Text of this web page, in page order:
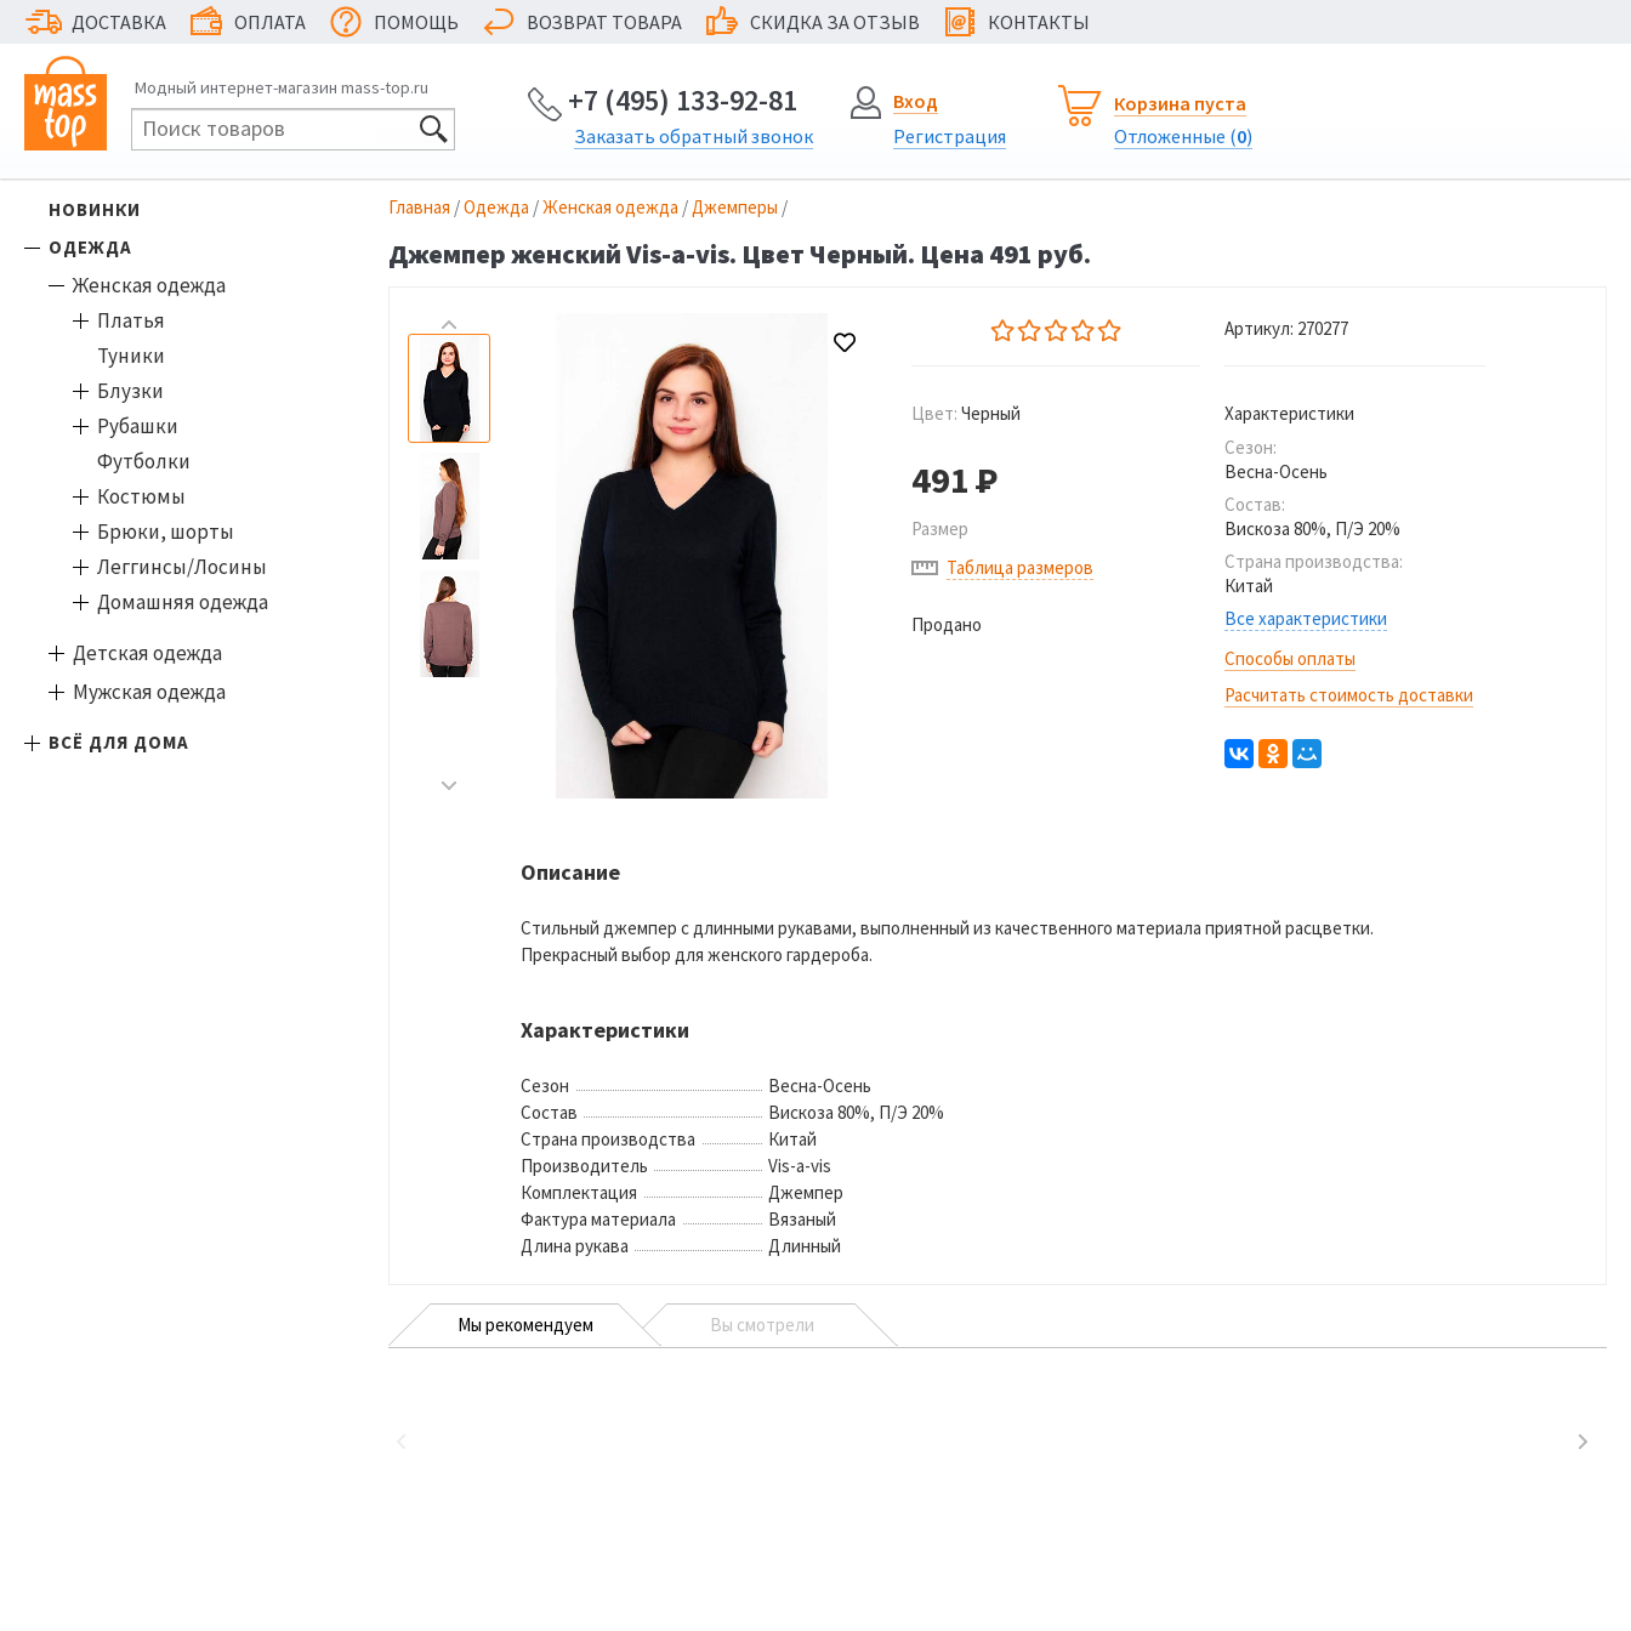
ДОСТАВКА ОПЛАТА ПОМОЩЬ ВОЗВРАТ ТОВАРА СКИДКА ЗА ОТЗЫВ @ КОНТАКТЫ
Модный интернет-магазин mass-top.ru +7 (495) 133-92-81
Заказать обратный звонок
Вход
Регистрация
Корзина пуста
Отложенные (0)
НОВИНКИ
ОДЕЖДА
Женская одежда
Платья
Туники
Блузки
Рубашки
Футболки
Костюмы
Брюки, шорты
Леггинсы/Лосины
Домашняя одежда
Детская одежда
Мужская одежда
ВСЁ ДЛЯ ДОМА
Главная /Одежда /Женская одежда /Джемперы /
Джемпер женский Vis-a-vis. Цвет Черный. Цена 491 руб.
Цвет: Черный
491Р
Размер
Таблица размеров
Продано
Артикул: 270277
Характеристики
Сезон:
Весна-Осень
Состав:
Вискоза 80%, П/Э 20%
Страна производства:
Китай
Все характеристики
Способы оплаты
Расчитать стоимость доставки
Описание
Стильный джемпер с длинными рукавами, выполненный из качественного материала приятной расцветки.
Прекрасный выбор для женского гардероба.
Характеристики
Сезон
Весна-Осень
Состав
Вискоза 80%, П/Э 20%
Страна производства
Китай
Производитель
Vis-a-vis
Комплектация
Джемпер
Фактура материала
Вязаный
Длина рукава
Длинный
Мы рекомендуем Вы смотрели